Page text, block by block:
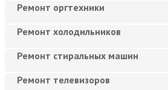
Ремонт оргтехники
Ремонт холодильников
Ремонт стиральных машин
Ремонт телевизоров